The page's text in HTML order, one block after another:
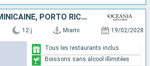
RÉPUBLIQUE DOMINICAINE, PORTO RICO, GUADELOUPE, ANTIGUA-ET-BARBUDA, SAINT-MARTIN, SAINT VINCENT-ET-LES-GRENADINES, ÉTATS-UNIS
12 j Miami 19/02/2028
Tous les restaurants inclus
Boissons sans alcool illimitées